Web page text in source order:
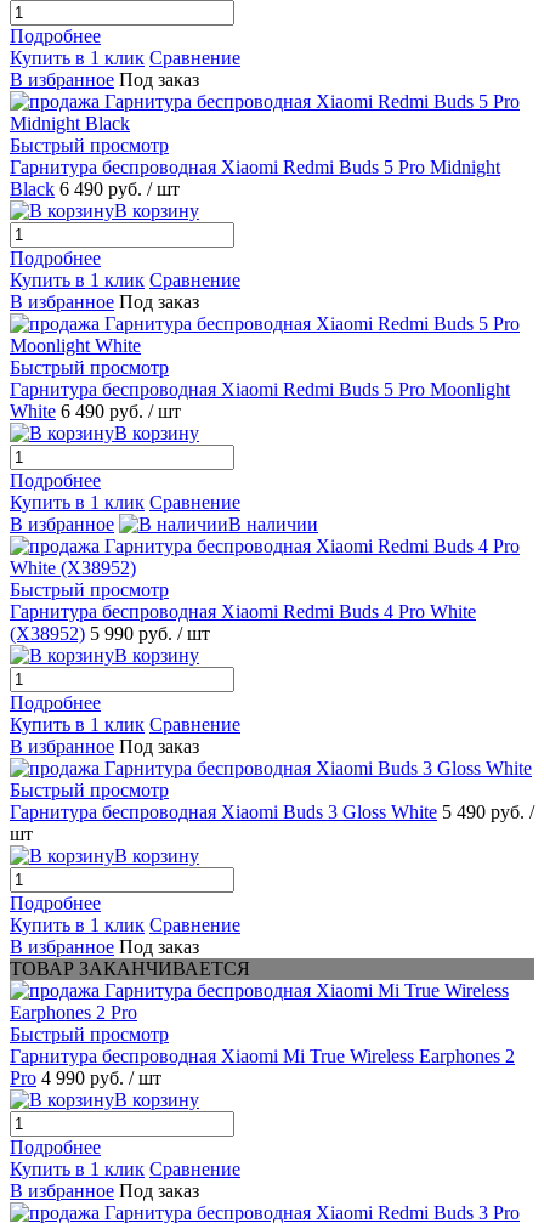
Подробнее
Купить в 1 клик Сравнение
В избранное Под заказ
Быстрый просмотр
Гарнитура беспроводная Xiaomi Redmi Buds 5 Pro Midnight
Black 6 490 руб. / шт
В корзину
Подробнее
Купить в 1 клик Сравнение
В избранное Под заказ
Быстрый просмотр
Гарнитура беспроводная Xiaomi Redmi Buds 5 Pro Moonlight
White 6 490 руб. / шт
В корзину
Подробнее
Купить в 1 клик Сравнение
В избранное
В наличии
Быстрый просмотр
Гарнитура беспроводная Xiaomi Redmi Buds 4 Pro White
(X38952) 5 990 руб. / шт
В корзину
Подробнее
Купить в 1 клик Сравнение
В избранное Под заказ
Быстрый просмотр
Гарнитура беспроводная Xiaomi Buds 3 Gloss White 5 490 руб. /
шт
В корзину
Подробнее
Купить в 1 клик Сравнение
В избранное Под заказ
ТОВАР ЗАКАНЧИВАЕТСЯ
Быстрый просмотр
Гарнитура беспроводная Xiaomi Mi True Wireless Earphones 2
Pro 4 990 руб. / шт
В корзину
Подробнее
Купить в 1 клик Сравнение
В избранное Под заказ